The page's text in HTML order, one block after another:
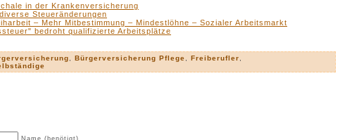
in der Krankenversicherung
Steueränderungen
– Mehr Mitbestimmung – Mindestlöhne – Sozialer Arbeitsmarkt
bedroht qualifizierte Arbeitsplätze
Bürgerversicherung Pflege Freiberufler
Name (benötigt)